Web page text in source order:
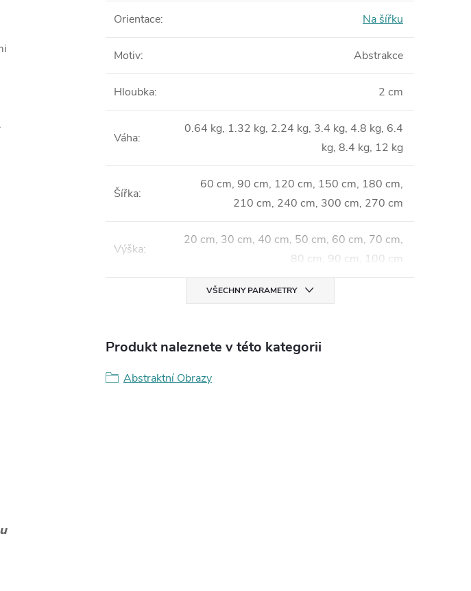
Orientace: Na šířku
Motiv: Abstrakce
Hloubka: 2 cm
Váha:
0.64 kg, 1.32 kg, 2.24 kg, 3.4 kg, 4.8 kg, 6.4
kg, 8.4 kg, 12 kg
Šířka:
60 cm, 90 cm, 120 cm, 150 cm, 180 cm,
210 cm, 240 cm, 300 cm, 270 cm
Výška:
20 cm, 30 cm, 40 cm, 50 cm, 60 cm, 70 cm,
80 cm, 90 cm, 100 cm
VŠECHNY PARAMETRY
Produkt naleznete v této kategorii
Abstraktní Obrazy